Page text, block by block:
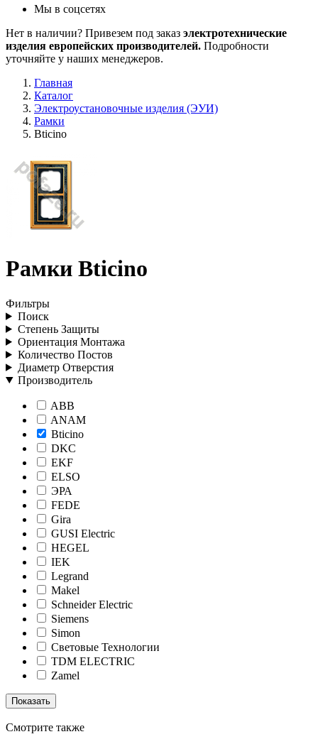
Мы в соцсетях
Нет в наличии? Привезем под заказ электротехнические
изделия европейских производителей. Подробности
уточняйте у наших менеджеров.
Главная
Каталог
Электроустановочные изделия (ЭУИ)
Рамки
Bticino
Рамки Bticino
Фильтры
Поиск
Степень Защиты
Ориентация Монтажа
Количество Постов
Диаметр Отверстия
Производитель
ABB
ANAM
Bticino
DKC
EKF
ELSO
ЭРА
FEDE
Gira
GUSI Electric
HEGEL
IEK
Legrand
Makel
Schneider Electric
Siemens
Simon
Световые Технологии
TDM ELECTRIC
Zamel
Смотрите также